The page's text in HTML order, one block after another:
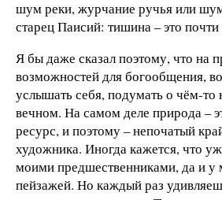
шум реки, журчание ручья или
старец Паисий: тишина – это почти
Я бы даже сказал поэтому, что на
возможностей для богообщения,
услышать себя, подумать о чём-
вечном. На самом деле природа –
ресурс, и поэтому – непочатый
художника. Иногда кажется, что
моими предшественниками, да и у
пейзажей. Но каждый раз